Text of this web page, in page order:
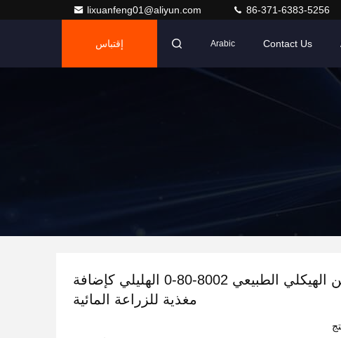
lixuanfeng01@aliyun.com 86-371-6383-5256
Contact Us
Arabic إقتباس
البروتين الهيكلي الطبيعي 8002-80-0 الهليلي كإضافة
مغذية للزراعة المائية